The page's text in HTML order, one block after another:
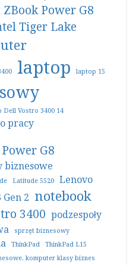
ZBook Power G8
Tiger Lake
laptop laptop 15
Dell Vostro 3400 14
pracy
G8
biznesowe
Latitude 5520
Lenovo
2 notebook
3400 podzespoły
sprzęt biznesowy
ThinkPad ThinkPad L15
komputer klasy biznes